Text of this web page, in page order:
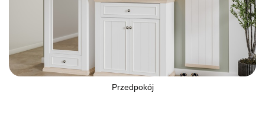
Przedpokój